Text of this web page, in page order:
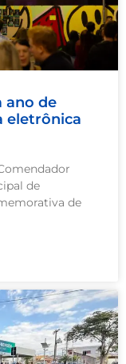
ano de
eletrônica
de
de